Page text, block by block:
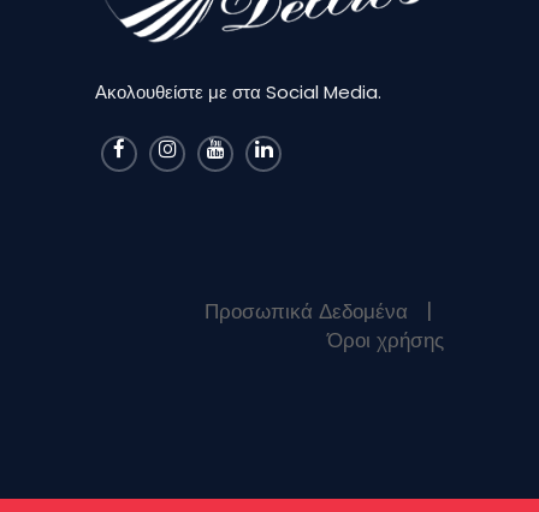
Ακολουθείστε με στα Social Media.
Προσωπικά Δεδομένα |
Όροι χρήσης